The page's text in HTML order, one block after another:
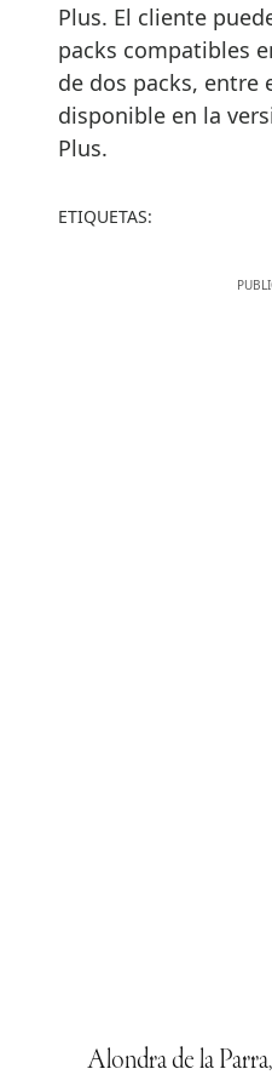
Plus. El cliente
packs compatibles
de dos packs, entre
disponible en la
Plus.
ETIQUETAS:
Alondra de la Parra,